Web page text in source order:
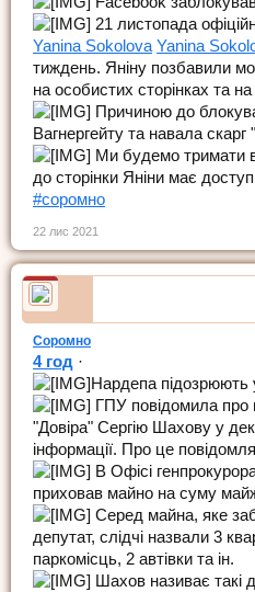
21 листопада
Yanina Sokolova Yanina
тиждень. Яніну позбавили
на особистих сторінках та на
Причиною до
Вагнергейту та навала скарг
Ми будемо тримати
до сторінки Яніни має доступ
#соромно
22 лис 2021
Соромно
4 год ·
Нардепа підозрюють
ГПУ повідомила про
"Довіра" Сергію Шахову у
інформації. Про це
В Офісі
приховав майно на суму
Серед майна, яке
депутат, слідчі назвали 3
паркомісць, 2 автівки та ін.
Шахов називає такі